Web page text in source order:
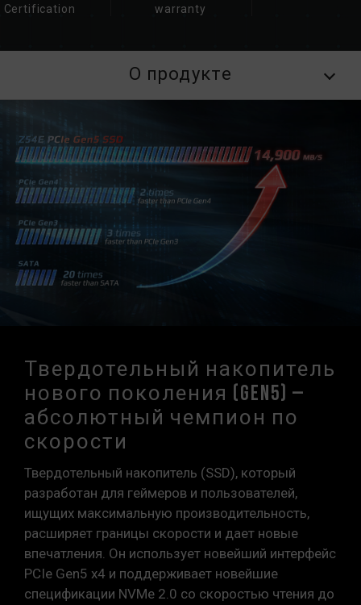
Certification
warranty
О продукте
Твердотельный накопитель
нового поколения (Gen5) —
абсолютный чемпион по
скорости
Твердотельный накопитель (SSD), который
разработан для геймеров и пользователей,
ищущих максимальную производительность,
расширяет границы скорости и дает новые
впечатления. Он использует новейший интерфейс
PCIe Gen5 x4 и поддерживает новейшие
спецификации NVMe 2.0 со скоростью чтения до